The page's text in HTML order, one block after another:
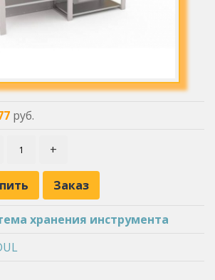
руб.
+
Заказ
хранения инструмента